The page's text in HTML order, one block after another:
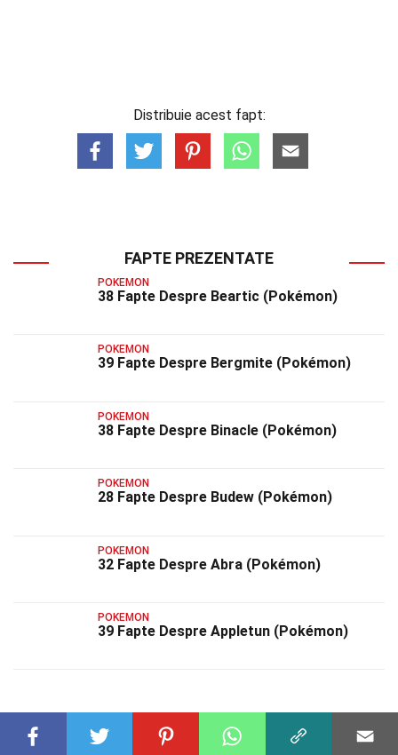
Distribuie acest fapt:
FAPTE PREZENTATE
POKEMON
38 Fapte Despre Beartic (Pokémon)
POKEMON
39 Fapte Despre Bergmite (Pokémon)
POKEMON
38 Fapte Despre Binacle (Pokémon)
POKEMON
28 Fapte Despre Budew (Pokémon)
POKEMON
32 Fapte Despre Abra (Pokémon)
POKEMON
39 Fapte Despre Appletun (Pokémon)